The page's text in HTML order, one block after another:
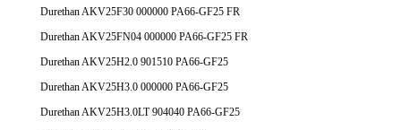
Durethan AKV25F30 000000 PA66-GF25 FR
Durethan AKV25FN04 000000 PA66-GF25 FR
Durethan AKV25H2.0 901510 PA66-GF25
Durethan AKV25H3.0 000000 PA66-GF25
Durethan AKV25H3.0LT 904040 PA66-GF25